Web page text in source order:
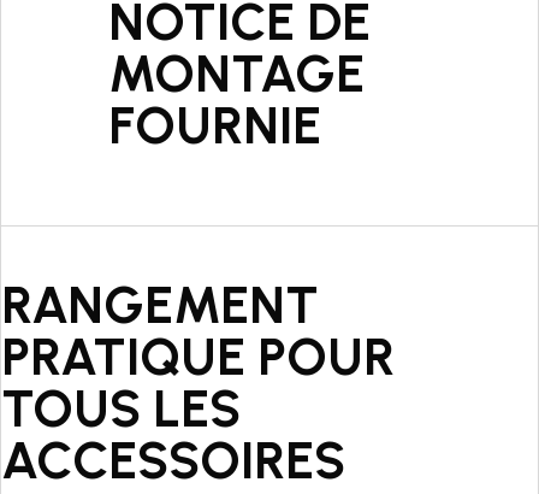
NOTICE DE
MONTAGE
FOURNIE
RANGEMENT
PRATIQUE POUR
TOUS LES
ACCESSOIRES